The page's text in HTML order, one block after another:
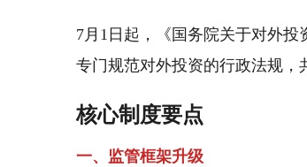
7月1日起，《国务院关于对外
专门规范对外投资的行政法规，
核心制度要点
一、监管框架升级